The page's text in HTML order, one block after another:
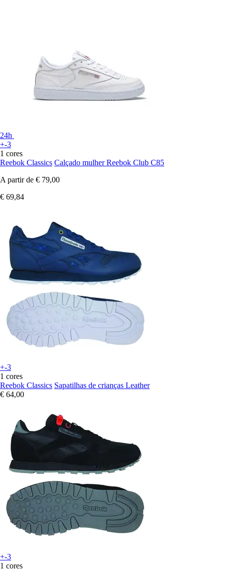
24h
+-3
1 cores
Reebok Classics Calçado mulher Reebok Club C85
A partir de € 79,00
€ 69,84
+-3
1 cores
Reebok Classics Sapatilhas de crianças Leather
€ 64,00
+-3
1 cores